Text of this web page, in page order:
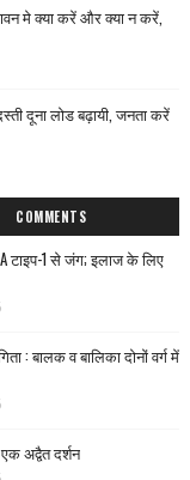
मे क्या करें और क्या न करें,
दूना लोड बढ़ायी, जनता करें
COMMENTS
टाइप-1 से जंग; इलाज के लिए
: बालक व बालिका दोनों वर्ग में
अद्वैत दर्शन